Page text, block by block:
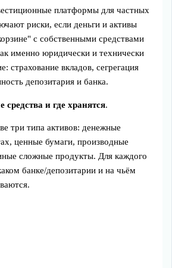
платформы для частных
риски, если деньги и активы
с собственными средствами
именно юридически и технически
страхование вкладов, сегрегация
депозитария и банка.
средства и где хранятся.
три типа активов: денежные
ценные бумаги, производные
сложные продукты. Для каждого
банке/депозитарии и на чьём